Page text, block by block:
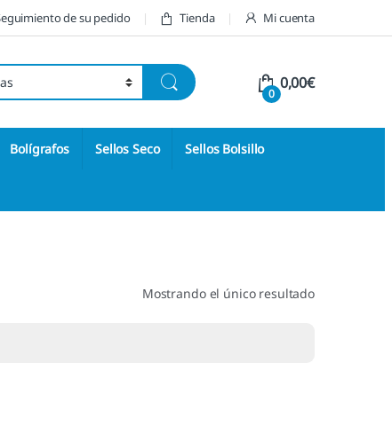
de su pedido Tienda Mi cuenta
0
0,00€
Bolígrafos Sellos Seco Sellos Bolsillo
Mostrando el único resultado